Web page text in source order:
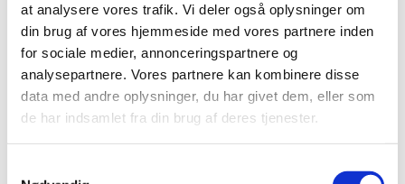
at analysere vores trafik. Vi deler også oplysninger om
din brug af vores hjemmeside med vores partnere inden
for sociale medier, annonceringspartnere og
analysepartnere. Vores partnere kan kombinere disse
data med andre oplysninger, du har givet dem, eller som
de har indsamlet fra din brug af deres tjenester.
Varmegenvinding fungerer ved, at den varme
udsugningsluft overfører energi til den friske
indblæsningsluft, uden at luften blandes. På den måde får
boligen frisk luft ind, men uden samme varmetab som ved
traditionel udluftning eller simpel udsugning.
Løsningen bør altid dimensioneres efter boligens
størrelse, isoleringsgrad, rumfordeling og antal beboere. I